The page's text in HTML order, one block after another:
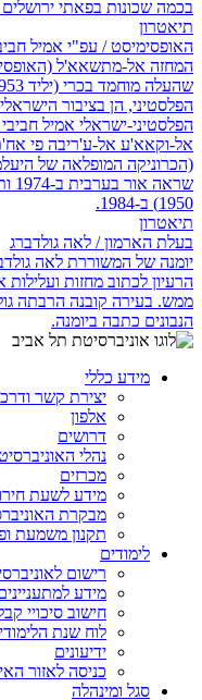
בכמה שכונות בפאתי
תיאטרון
האופסימיסט / עפ"י אמיל
המחזה אל-מתשאא'ל
הפלסטיני, הן בציבור
אל-וקאא'ע אל-ע'ריבה פי
(הכרוניקה המופלאה של
1950) ב-1984.
תיאטרון
בעלת הארמון / לאה גולדברג
הרעיון לכתוב מחזות
ממש. בעירה קובנה הרבתה
הנבונים כתבה ביומנה.
מידע כללי
יצירת קשר
אלפון
דרושים
נהלי
מכרזים
מידע לשעת
מבקרת
תקנון משמעת
לימודים
רישום
מידע
חישוב סיכויי
לוח שנת
ידיעונים
כניסה לאזור
סגל ומינהלה